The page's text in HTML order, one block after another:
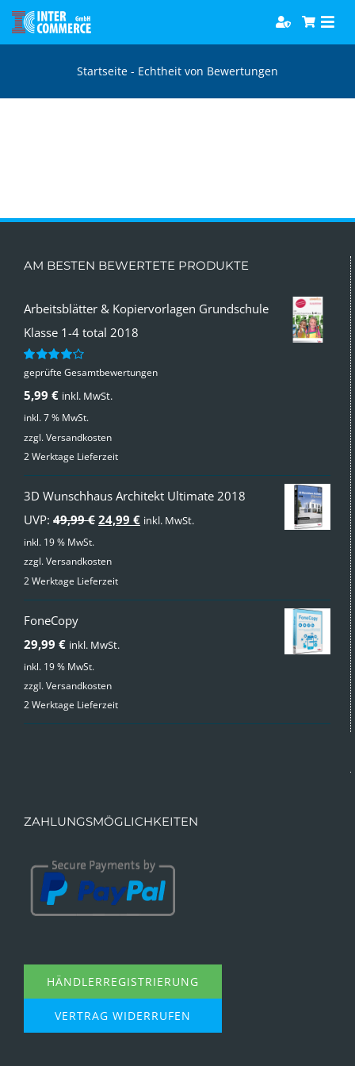
Zum
Inhalt
Startseite - Echtheit von Bewertungen
AM BESTEN BEWERTETE PRODUKTE
Arbeitsblätter & Kopiervorlagen Grundschule
Klasse 1-4 total 2018
Bewertet
von 5
geprüfte Gesamtbewertungen
5,99 € inkl. MwSt.
inkl. 7 % MwSt.
zzgl.Versandkosten
2 Werktage Lieferzeit
3D Wunschhaus Architekt Ultimate 2018
UVP: 49,99€ Ursprünglicher
war:
49,99 €
24,99 €Aktueller
inkl. MwSt.
inkl. 19 % MwSt.
zzgl.Versandkosten
2 Werktage Lieferzeit
FoneCopy
29,99 € inkl. MwSt.
inkl. 19 % MwSt.
zzgl.Versandkosten
2 Werktage Lieferzeit
ZAHLUNGSMÖGLICHKEITEN
HÄNDLERREGISTRIERUNG
VERTRAG WIDERRUFEN